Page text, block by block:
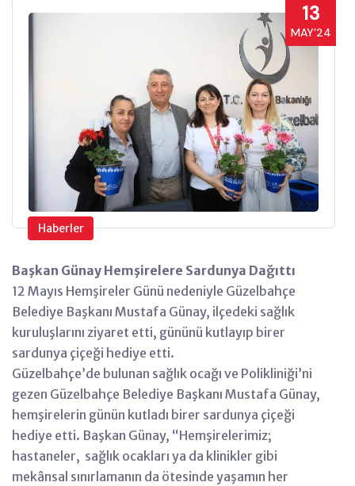
13
MAY’24
Haberler
Başkan Günay Hemşirelere Sardunya Dağıttı
12 Mayıs Hemşireler Günü nedeniyle Güzelbahçe
Belediye Başkanı Mustafa Günay, ilçedeki sağlık
kuruluşlarını ziyaret etti, gününü kutlayıp birer
sardunya çiçeği hediye etti.
Güzelbahçe’de bulunan sağlık ocağı ve Polikliniği’ni
gezen Güzelbahçe Belediye Başkanı Mustafa Günay,
hemşirelerin günün kutladı birer sardunya çiçeği
hediye etti. Başkan Günay, “Hemşirelerimiz;
hastaneler, sağlık ocakları ya da klinikler gibi
mekânsal sınırlamanın da ötesinde yaşamın her